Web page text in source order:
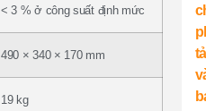
< 3 % ở công suất định mức
490 × 340 × 170 mm
19 kg